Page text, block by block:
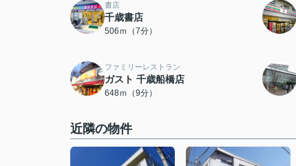
書店
千歳書店
506ｍ（7分）
ファミリーレストラン
ガスト 千歳船橋店
648ｍ（9分）
近隣の物件